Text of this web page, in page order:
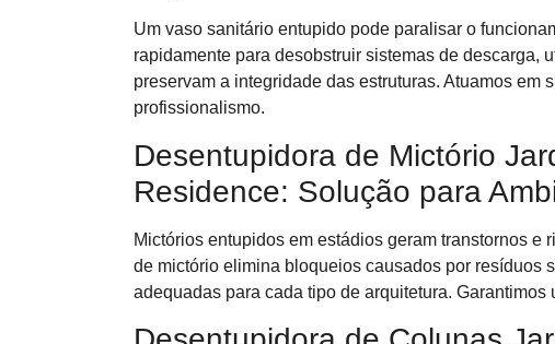
Um vaso sanitário entupido pode paralisar o
rapidamente para desobstruir sistemas de descarga,
preservam a integridade das estruturas. Atuamos em
profissionalismo.
Desentupidora de Mictório
Residence: Solução para
Mictórios entupidos em estádios geram transtornos e
de mictório elimina bloqueios causados por resíduos
adequadas para cada tipo de arquitetura. Garantimos